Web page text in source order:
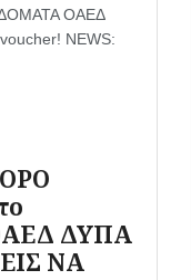
ΟΑΕΔ
NEWS:
ΔΥΠΑ
ΝΑ